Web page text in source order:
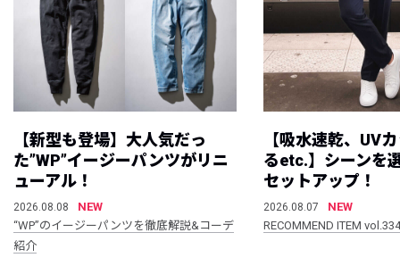
【新型も登場】大人気だっ
た”WP”イージーパンツがリニ
ューアル！
2026.08.08
NEW
“WP”のイージーパンツを徹底解説&コーデ
紹介
【吸水速乾、UV
るetc.】シーンを
セットアップ！
2026.08.07
NEW
RECOMMEND ITEM vol.334